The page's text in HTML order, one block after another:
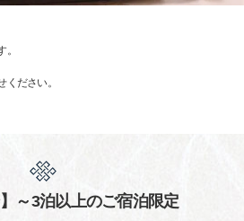
ださい。
】～3泊以上のご宿泊限定